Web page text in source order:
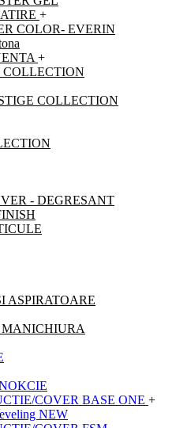
+
COLOR- EVERIN
+
COLLECTION
- DEGRESANT
ASPIRATOARE
COVER BASE ONE +
NEW